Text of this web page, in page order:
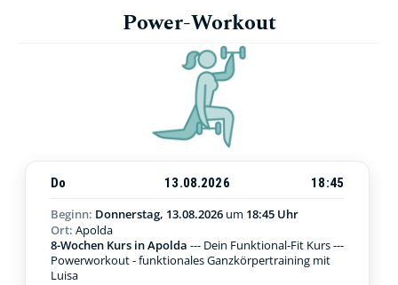
Power-Workout
Do 13.08.2026
18:45
Beginn: Donnerstag, 13.08.2026 um 18:45 Uhr
Ort: Apolda
8-Wochen Kurs in Apolda --- Dein Funktional-Fit Kurs ---
Powerworkout - funktionales Ganzkörpertraining mit
Luisa